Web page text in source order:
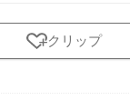
クリップ